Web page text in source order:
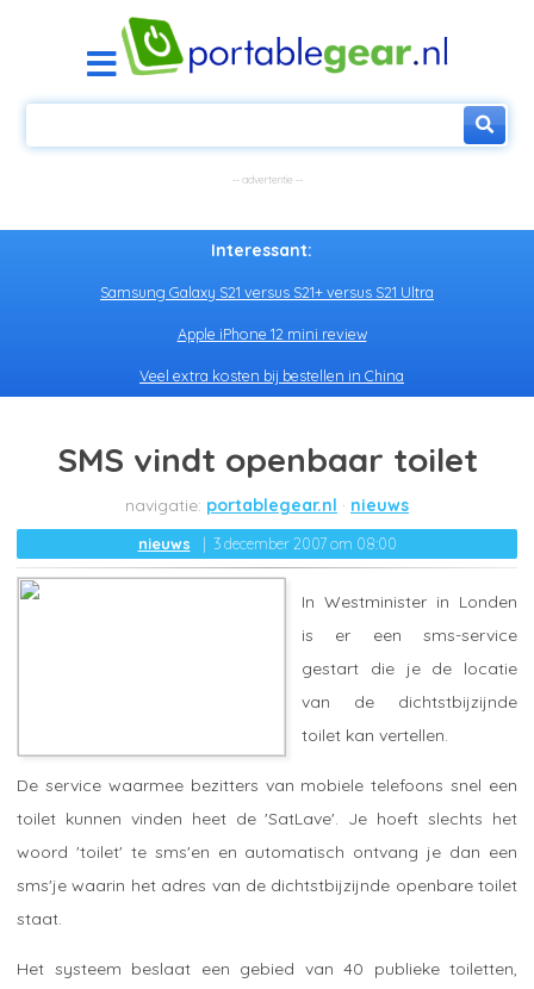
Interessant:
Samsung Galaxy S21 versus S21+ versus S21 Ultra
Apple iPhone 12 mini review
Veel extra kosten bij bestellen in China
SMS vindt openbaar toilet
portablegear.nl nieuws
nieuws 3 december 2007 om 08:00
In Westminister in Londen
is er een sms-service
gestart die je de locatie
van de dichtstbijzijnde
toilet kan vertellen.
De service waarmee bezitters van mobiele telefoons snel een
toilet kunnen vinden heet de 'SatLave'. Je hoeft slechts het
woord 'toilet' te sms'en en automatisch ontvang je dan een
sms'je waarin het adres van de dichtstbijzijnde openbare toilet
staat.
Het systeem beslaat een gebied van 40 publieke toiletten,